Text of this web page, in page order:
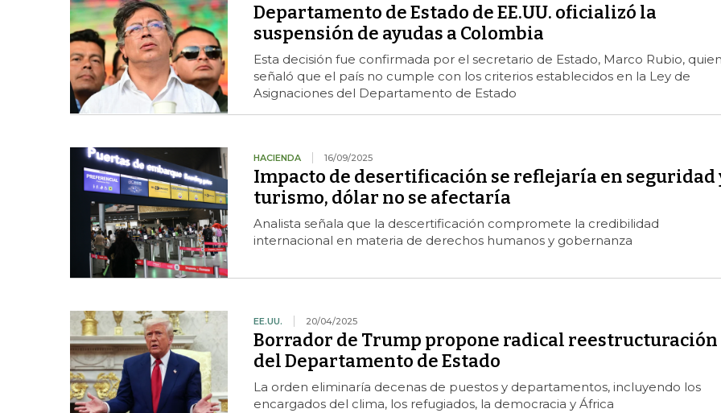
Departamento de Estado de EE.UU. oficializó la
suspensión de ayudas a Colombia
Esta decisión fue confirmada por el secretario de Estado, Marco Rubio,
señaló que el país no cumple con los criterios establecidos en la Ley de
Asignaciones del Departamento de Estado
HACIENDA 16/09/2025
Impacto de desertificación se reflejaría en seguridad
turismo, dólar no se afectaría
Analista señala que la descertificación compromete la credibilidad
internacional en materia de derechos humanos y gobernanza
EE.UU. 20/04/2025
Borrador de Trump propone radical reestructuración
del Departamento de Estado
La orden eliminaría decenas de puestos y departamentos, incluyendo los
encargados del clima, los refugiados, la democracia y África